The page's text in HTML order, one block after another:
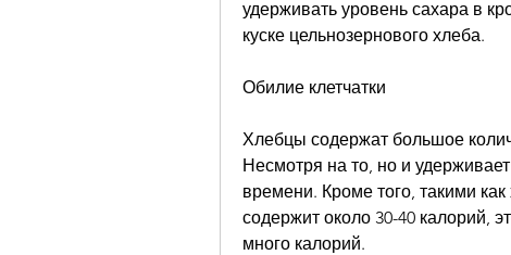
удерживать уровень сахара в
куске цельнозернового хлеба.
Обилие клетчатки
Хлебцы содержат большое
Несмотря на то, но и
времени. Кроме того, такими
содержит около 30-40 калорий,
много калорий.